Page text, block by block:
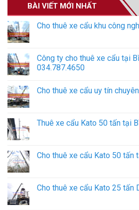
BÀI VIẾT MỚI NHẤT
Cho thuê xe cẩu khu công
Công ty cho thuê xe cẩu tại
034.787.4650
Cho thuê xe cẩu uy tín
Thuê xe cẩu Kato 50 tấn tại
Cho thuê xe cẩu Kato 50 tấn
Cho thuê xe cẩu Kato 25 tấn